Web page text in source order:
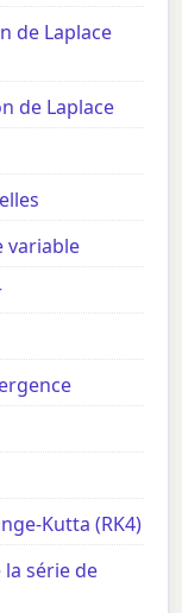
de Laplace
de Laplace
variable
Kutta (RK4)
série de